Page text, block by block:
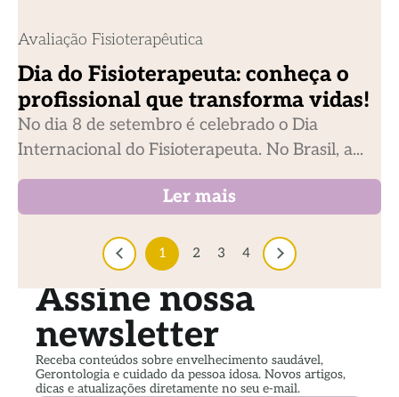
Avaliação Fisioterapêutica
Dia do Fisioterapeuta: conheça o
profissional que transforma vidas!
No dia 8 de setembro é celebrado o Dia
Internacional do Fisioterapeuta. No Brasil, a...
Ler mais
1 2 3 4
Assine nossa
newsletter
Receba conteúdos sobre envelhecimento saudável,
Gerontologia e cuidado da pessoa idosa. Novos artigos,
dicas e atualizações diretamente no seu e-mail.